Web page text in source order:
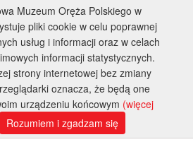
Muzeum Oręża Polskiego w
pliki cookie w celu poprawnej
usług i informacji oraz w celach
informacji statystycznych.
strony internetowej bez zmiany
oznacza, że będą one
urządzeniu końcowym (więcej
Rozumiem i zgadzam się